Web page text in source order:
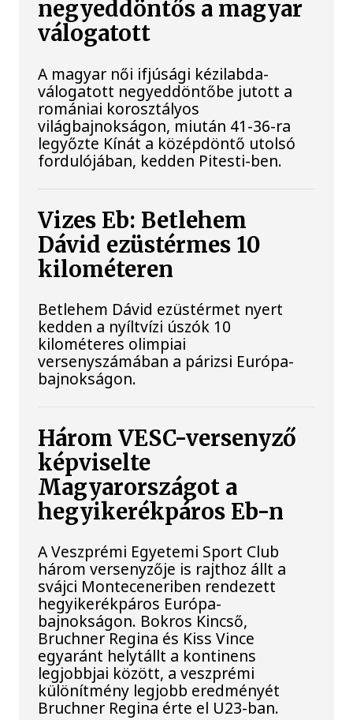
negyeddöntős a magyar
válogatott
A magyar női ifjúsági kézilabda-
válogatott negyeddöntőbe jutott a
romániai korosztályos
világbajnokságon, miután 41-36-ra
legyőzte Kínát a középdöntő utolsó
fordulójában, kedden Pitesti-ben.
Vizes Eb: Betlehem
Dávid ezüstérmes 10
kilométeren
Betlehem Dávid ezüstérmet nyert
kedden a nyíltvízi úszók 10
kilométeres olimpiai
versenyszámában a párizsi Európa-
bajnokságon.
Három VESC-versenyző
képviselte
Magyarországot a
hegyikerékpáros Eb-n
A Veszprémi Egyetemi Sport Club
három versenyzője is rajthoz állt a
svájci Monteceneriben rendezett
hegyikerékpáros Európa-
bajnokságon. Bokros Kincső,
Bruchner Regina és Kiss Vince
egyaránt helytállt a kontinens
legjobbjai között, a veszprémi
különítmény legjobb eredményét
Bruchner Regina érte el U23-ban.